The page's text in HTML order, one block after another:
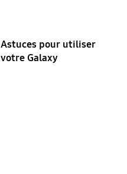
Astuces pour utiliser
votre Galaxy